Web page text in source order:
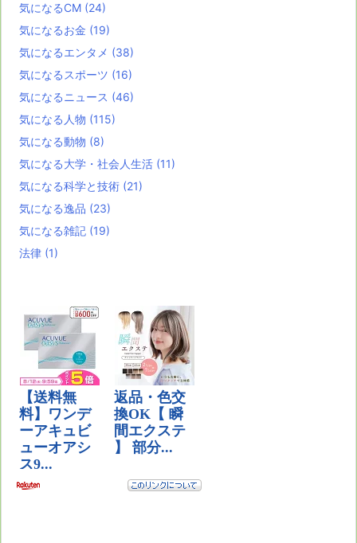
気になるCM (24)
気になるお金 (19)
気になるエンタメ (38)
気になるスポーツ (16)
気になるニュース (46)
気になる人物 (115)
気になる動物 (8)
気になる大学・社会人生活 (11)
気になる科学と技術 (21)
気になる逸品 (23)
気になる雑記 (19)
法律 (1)